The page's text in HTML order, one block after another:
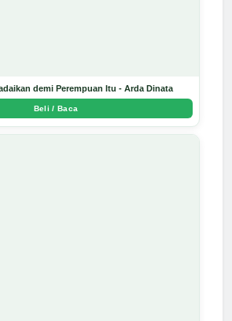
demi Perempuan Itu - Arda Dinata
Beli / Baca